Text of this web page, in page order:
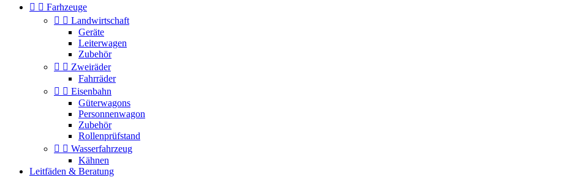
  Farhzeuge
  Landwirtschaft
Geräte
Leiterwagen
Zubehör
  Zweiräder
Fahrräder
  Eisenbahn
Güterwagons
Personnenwagon
Zubehör
Rollenprüfstand
  Wasserfahrzeug
Kähnen
Leitfäden & Beratung